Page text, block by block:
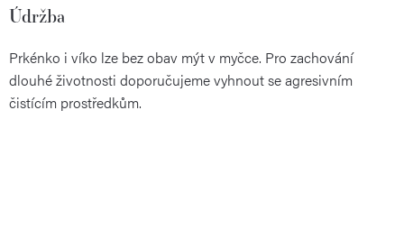
Údržba
Prkénko i víko lze bez obav mýt v myčce. Pro zachování
dlouhé životnosti doporučujeme vyhnout se agresivním
čistícím prostředkům.